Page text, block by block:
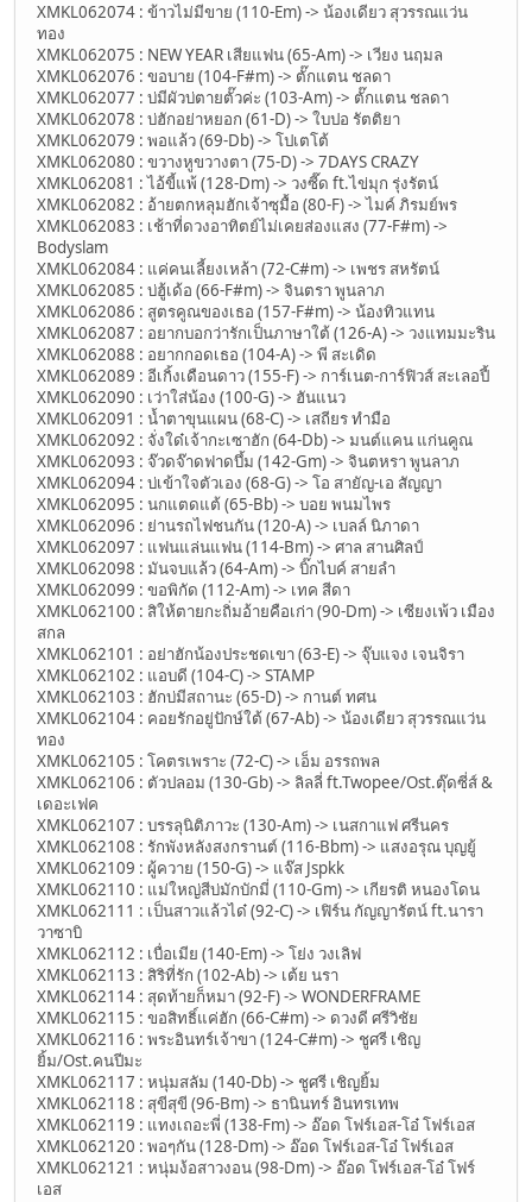
XMKL062074 : ข้าวไม่มีขาย (110-Em) -> น้องเดียว สุวรรณแว่น
ทอง
XMKL062075 : NEW YEAR เสียแฟน (65-Am) -> เวียง นฤมล
XMKL062076 : ขอบาย (104-F#m) -> ตั๊กแตน ชลดา
XMKL062077 : บ่มีผัวบ่ตายตั๊วค่ะ (103-Am) -> ตั๊กแตน ชลดา
XMKL062078 : บ่ฮักอย่าหยอก (61-D) -> ใบปอ รัตติยา
XMKL062079 : พอแล้ว (69-Db) -> โปเตโต้
XMKL062080 : ขวางหูขวางตา (75-D) -> 7DAYS CRAZY
XMKL062081 : ไอ้ขี้แพ้ (128-Dm) -> วงซี๊ด ft.ไข่มุก รุ่งรัตน์
XMKL062082 : อ้ายตกหลุมฮักเจ้าซุมื้อ (80-F) -> ไมค์ ภิรมย์พร
XMKL062083 : เช้าที่ดวงอาทิตย์ไม่เคยส่องแสง (77-F#m) ->
Bodyslam
XMKL062084 : แค่คนเลี้ยงเหล้า (72-C#m) -> เพชร สหรัตน์
XMKL062085 : บ่ฮู้เด้อ (66-F#m) -> จินตรา พูนลาภ
XMKL062086 : สูตรคูณของเธอ (157-F#m) -> น้องทิวแทน
XMKL062087 : อยากบอกว่ารักเป็นภาษาใต้ (126-A) -> วงแทมมะริน
XMKL062088 : อยากกอดเธอ (104-A) -> พี สะเดิด
XMKL062089 : อีเกิ้งเดือนดาว (155-F) -> การ์เนต-การ์ฟิวส์ สะเลอปี้
XMKL062090 : เว่าใส่น้อง (100-G) -> ฮันแนว
XMKL062091 : น้ำตาขุนแผน (68-C) -> เสถียร ทำมือ
XMKL062092 : จั่งใด๋เจ้ากะเซาฮัก (64-Db) -> มนต์แคน แก่นคูณ
XMKL062093 : จ๊วดจ๊าดฟาดบึ้ม (142-Gm) -> จินตหรา พูนลาภ
XMKL062094 : บ่เข้าใจตัวเอง (68-G) -> โอ สายัญ-เอ สัญญา
XMKL062095 : นกแตดแต้ (65-Bb) -> บอย พนมไพร
XMKL062096 : ย่านรถไฟชนกัน (120-A) -> เบลล์ นิภาดา
XMKL062097 : แฟนแล่นแฟน (114-Bm) -> ศาล สานศิลป์
XMKL062098 : มันจบแล้ว (64-Am) -> บิ๊กไบค์ สายลำ
XMKL062099 : ขอพิกัด (112-Am) -> เทค สีดา
XMKL062100 : สิให้ตายกะถิ่มอ้ายคือเก่า (90-Dm) -> เซียงเพ้ว เมือง
สกล
XMKL062101 : อย่าฮักน้องประชดเขา (63-E) -> จุ๊บแจง เจนจิรา
XMKL062102 : แอบดี (104-C) -> STAMP
XMKL062103 : ฮักบ่มีสถานะ (65-D) -> กานต์ ทศน
XMKL062104 : คอยรักอยู่ปักษ์ใต้ (67-Ab) -> น้องเดียว สุวรรณแว่น
ทอง
XMKL062105 : โคตรเพราะ (72-C) -> เอ็ม อรรถพล
XMKL062106 : ตัวปลอม (130-Gb) -> ลิลลี่ ft.Twopee/Ost.ตุ๊ดซี่ส์ &
เดอะเฟค
XMKL062107 : บรรลุนิติภาวะ (130-Am) -> เนสกาแฟ ศรีนคร
XMKL062108 : รักพังหลังสงกรานต์ (116-Bbm) -> แสงอรุณ บุญยู้
XMKL062109 : ผู้ควาย (150-G) -> แจ๊ส Jspkk
XMKL062110 : แม่ใหญ่สีบ่มักบักมี่ (110-Gm) -> เกียรติ หนองโดน
XMKL062111 : เป็นสาวแล้วได๋ (92-C) -> เฟิร์น กัญญารัตน์ ft.นารา
วาซาบิ
XMKL062112 : เบื่อเมีย (140-Em) -> โย่ง วงเลิฟ
XMKL062113 : สิริที่รัก (102-Ab) -> เต้ย นรา
XMKL062114 : สุดท้ายก็หมา (92-F) -> WONDERFRAME
XMKL062115 : ขอสิทธิ์แค่ฮัก (66-C#m) -> ดวงดี ศรีวิชัย
XMKL062116 : พระอินทร์เจ้าขา (124-C#m) -> ชูศรี เชิญ
ยิ้ม/Ost.คนปีมะ
XMKL062117 : หนุ่มสลัม (140-Db) -> ชูศรี เชิญยิ้ม
XMKL062118 : สุขีสุขี (96-Bm) -> ธานินทร์ อินทรเทพ
XMKL062119 : แทงเถอะพี่ (138-Fm) -> อ๊อด โฟร์เอส-โอ๋ โฟร์เอส
XMKL062120 : พอๆกัน (128-Dm) -> อ๊อด โฟร์เอส-โอ๋ โฟร์เอส
XMKL062121 : หนุ่มง้อสาวงอน (98-Dm) -> อ๊อด โฟร์เอส-โอ๋ โฟร์
เอส